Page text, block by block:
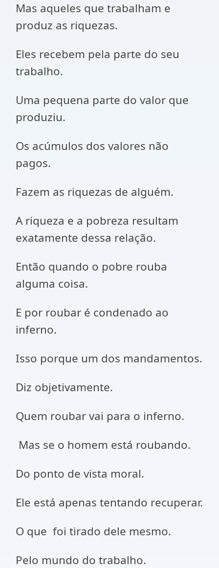
Mas aqueles que trabalham e
produz as riquezas.
Eles recebem pela parte do seu
trabalho.
Uma pequena parte do valor que
produziu.
Os acúmulos dos valores não
pagos.
Fazem as riquezas de alguém.
A riqueza e a pobreza resultam
exatamente dessa relação.
Então quando o pobre rouba
alguma coisa.
E por roubar é condenado ao
inferno.
Isso porque um dos mandamentos.
Diz objetivamente.
Quem roubar vai para o inferno.
Mas se o homem está roubando.
Do ponto de vista moral.
Ele está apenas tentando recuperar.
O que foi tirado dele mesmo.
Pelo mundo do trabalho.